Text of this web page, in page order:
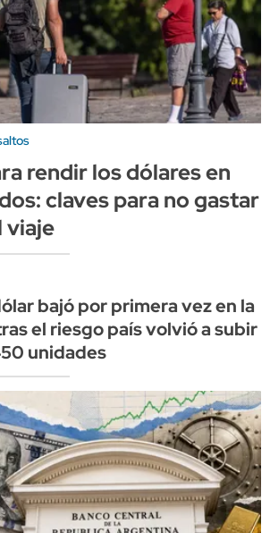
rendir los dólares en
claves para no gastar
viaje
bajó por primera vez en la
el riesgo país volvió a subir
unidades